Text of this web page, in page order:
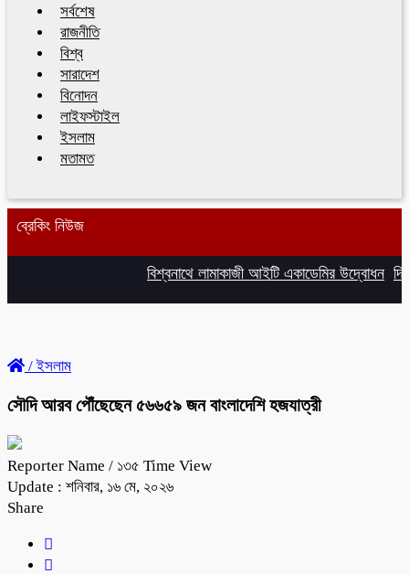
সর্বশেষ
রাজনীতি
বিশ্ব
সারাদেশ
বিনোদন
লাইফস্টাইল
ইসলাম
মতামত
ব্রেকিং নিউজ
বিশ্বনাথে লামাকাজী আইটি একাডেমির উদ্বোধন
/ইসলাম
সৌদি আরব পৌঁছেছেন ৫৬৬৫৯ জন বাংলাদেশি হজযাত্রী
Reporter Name / ১৩৫ Time View
Update : শনিবার, ১৬ মে, ২০২৬
Share